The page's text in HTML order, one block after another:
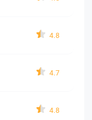
4.8
4.7
4.8